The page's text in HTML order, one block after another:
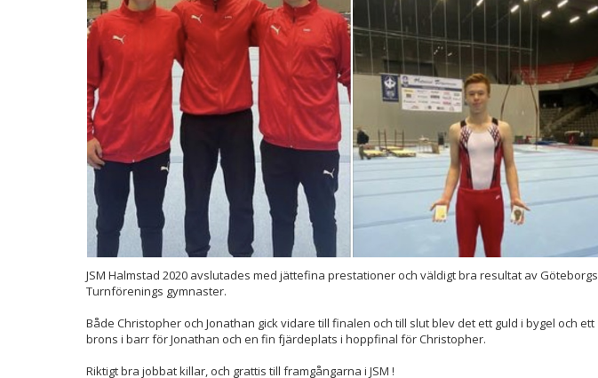
JSM Halmstad 2020 avslutades med jättefina prestationer och väldigt bra resultat av Göteborgs
Turnförenings gymnaster.
Både Christopher och Jonathan gick vidare till finalen och till slut blev det ett guld i bygel och ett
brons i barr för Jonathan och en fin fjärdeplats i hoppfinal för Christopher.
Riktigt bra jobbat killar, och grattis till framgångarna i JSM !